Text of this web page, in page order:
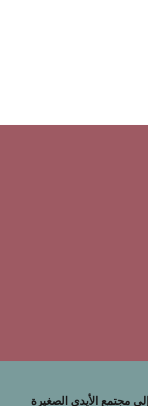
مجتمع الأيدي الصغيرة